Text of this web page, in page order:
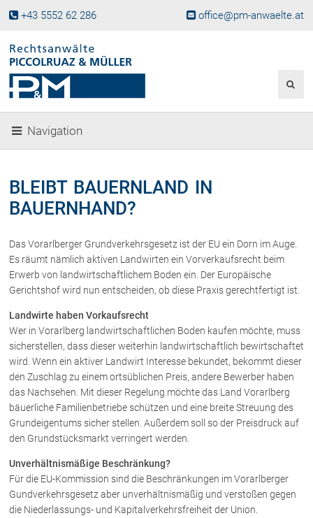
+43 5552 62 286 office@pm-anwaelte.at
Fachgebiete
Gesellschaftsgründung &
Beteiligungen
Immobilienrecht, Bauträgerrecht
Ferienimmobilien in Vorarlberg
Familienrecht und Scheidungen
Prozessführung und
Über uns
Kanzleiteam
Netzwerk
Die Österreichischen Rechtsanwälte
Anwälte
Dr. Stefan Müller
Navigation
BLEIBT BAUERNLAND IN
BAUERNHAND?
Das Vorarlberger Grundverkehrsgesetz ist der EU ein Dorn im Auge.
Es räumt nämlich aktiven Landwirten ein Vorverkaufsrecht beim
Erwerb von landwirtschaftlichem Boden ein. Der Europäische
Gerichtshof wird nun entscheiden, ob diese Praxis gerechtfertigt ist.
Landwirte haben Vorkaufsrecht
Wer in Vorarlberg landwirtschaftlichen Boden kaufen möchte, muss
sicherstellen, dass dieser weiterhin landwirtschaftlich bewirtschaftet
wird. Wenn ein aktiver Landwirt Interesse bekundet, bekommt dieser
den Zuschlag zu einem ortsüblichen Preis, andere Bewerber haben
das Nachsehen. Mit dieser Regelung möchte das Land Vorarlberg
bäuerliche Familienbetriebe schützen und eine breite Streuung des
Grundeigentums sicher stellen. Außerdem soll so der Preisdruck auf
den Grundstücksmarkt verringert werden.
Unverhältnismäßige Beschränkung?
Für die EU-Kommission sind die Beschränkungen im Vorarlberger
Gundverkehrsgesetz aber unverhältnismäßig und verstoßen gegen
die Niederlassungs- und Kapitalverkehrsfreiheit der Union.